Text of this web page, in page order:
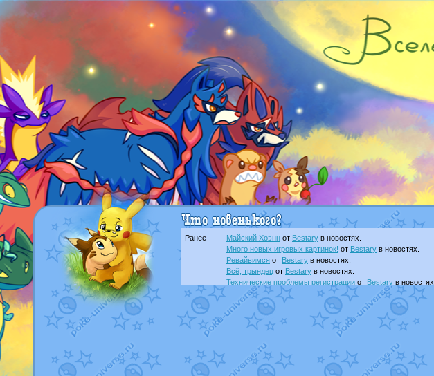
Ранее Майский Хоэнн от Bestary в новостях.
Много новых игровых картинок! от Bestary в новостях.
Ревайвимся от Bestary в новостях.
Всё, трындец от Bestary в новостях.
Технические проблемы регистрации от Bestary в новостях.
доброе утро славяне
Dakkuв фанарте.
Йолда и Мимикью
MavisNyanCat в фанарте.
Недовольный котомангустотRandomon
в фанарте.
The Dark Wishmaker
Randomonв фанарте.
ilovearceusв фанарте.
от
Raging Boltот GraceDaFoxв фанарте.
Shadow mismagius
JOK_julia
в фанарте.